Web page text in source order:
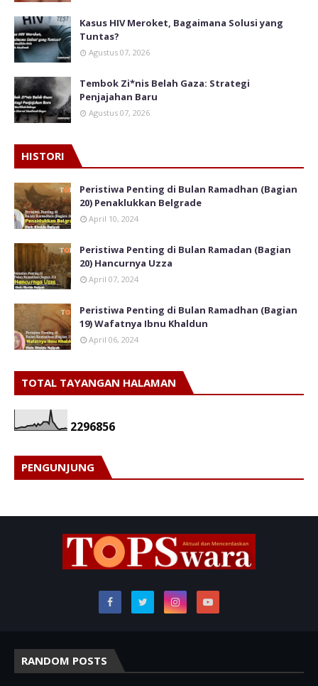
Kasus HIV Meroket, Bagaimana Solusi yang
Tuntas?
Agustus 07, 2026
Tembok Zi*nis Belah Gaza: Strategi
Penjajahan Baru
Agustus 07, 2026
HISTORI
Peristiwa Penting di Bulan Ramadhan (Bagian
20) Penaklukkan Belgrade
April 10, 2024
Peristiwa Penting di Bulan Ramadan (Bagian
20) Hancurnya Uzza
April 07, 2024
Peristiwa Penting di Bulan Ramadhan (Bagian
19) Wafatnya Ibnu Khaldun
April 06, 2024
TOTAL TAYANGAN HALAMAN
2296856
PENGUNJUNG
RANDOM POSTS